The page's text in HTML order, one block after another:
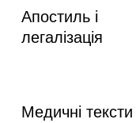
Апостиль і
легалізація
Медичні